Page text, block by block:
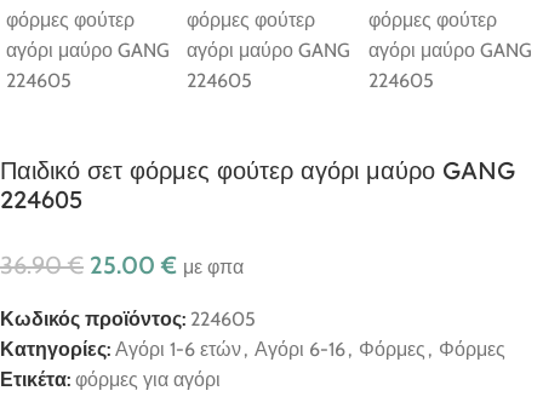
Παιδικό σετ φόρμες φούτερ αγόρι μαύρο GANG
224605
36.90€ 25.00€ με φπα
Κωδικός προϊόντος: 224605
Κατηγορίες: Αγόρι 1-6 ετών, Αγόρι 6-16, Φόρμες , Φόρμες
Ετικέτα: φόρμες για αγόρι